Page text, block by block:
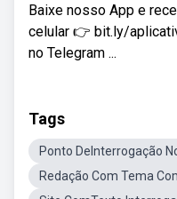
Baixe nosso App e
celular 👉 bit.ly/
no Telegram ...
Tags
Ponto DeInterrogação
Redação Com Tema